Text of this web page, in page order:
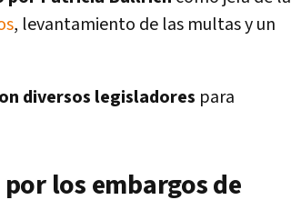
, levantamiento de las multas y un
diversos legisladores para
los embargos de